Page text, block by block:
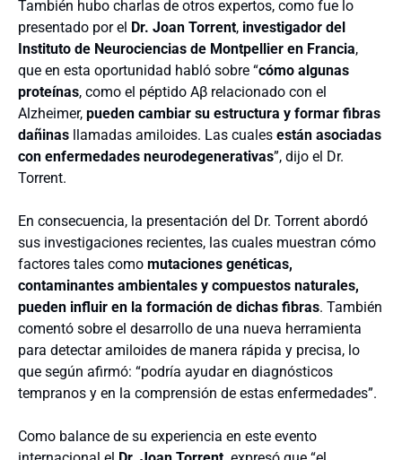
También hubo charlas de otros expertos, como fue lo
presentado por el Dr. Joan Torrent, investigador del
Instituto de Neurociencias de Montpellier en Francia,
que en esta oportunidad habló sobre “cómo algunas
proteínas, como el péptido Aβ relacionado con el
Alzheimer, pueden cambiar su estructura y formar fibras
dañinas llamadas amiloides. Las cuales están asociadas
con enfermedades neurodegenerativas”, dijo el Dr.
Torrent.
En consecuencia, la presentación del Dr. Torrent abordó
sus investigaciones recientes, las cuales muestran cómo
factores tales como mutaciones genéticas,
contaminantes ambientales y compuestos naturales,
pueden influir en la formación de dichas fibras. También
comentó sobre el desarrollo de una nueva herramienta
para detectar amiloides de manera rápida y precisa, lo
que según afirmó: “podría ayudar en diagnósticos
tempranos y en la comprensión de estas enfermedades”.
Como balance de su experiencia en este evento